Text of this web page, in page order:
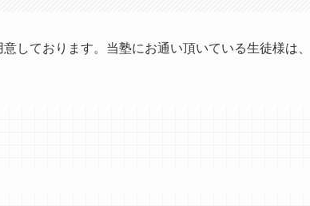
しております。当塾にお通い頂いている生徒様は、